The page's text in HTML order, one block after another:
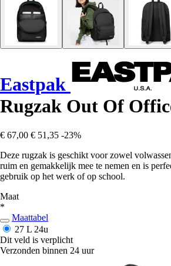
Eastpak
Rugzak Out Of
€ 67,00 € 51,35 -23%
Deze rugzak is geschikt voor zowel
ruim en gemakkelijk mee te nemen en is
gebruik op het werk of op school.
Maat
*
Maattabel
27 L 24u
Dit veld is verplicht
Verzonden binnen 24 uur